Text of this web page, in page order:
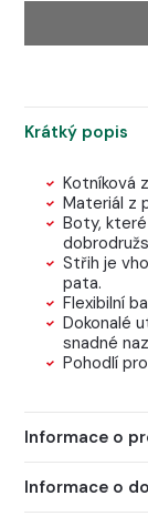
Krátký popis
Kotníková
Materiál z
Boty,
Střih je
pata.
Flexibilní
Dokonalé
snadné
Pohodlí
Informace o
Informace o